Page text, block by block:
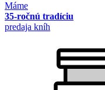
Máme
35-ročnú tradíciu
predaja kníh